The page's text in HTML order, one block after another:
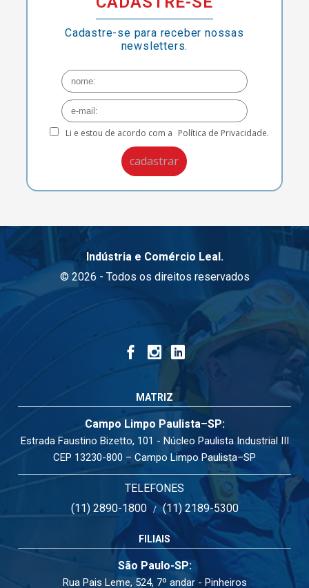
Cadastre-se para receber nossas
newsletters.
Li e estou de acordo com a Política de Privacidade.
Indústria e Comércio Leal.
© 2026 - Todos os direitos reservados
MATRIZ
Campo Limpo Paulista–SP:
Estrada Faustino Bizetto, 101 - Núcleo Paulista Industrial III
CEP 13230-800 – Campo Limpo Paulista–SP
TELEFONES
(11) 2890-1800/(11) 2189-5300
FILIAIS
São Paulo-SP:
Rua Pais Leme, 524, 7º andar - Pinheiros